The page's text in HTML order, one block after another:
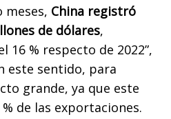
meses, China registró
de dólares,
16 % respecto de 2022”,
este sentido, para
grande, ya que este
de las exportaciones.